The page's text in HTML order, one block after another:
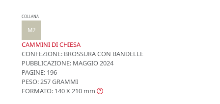
COLLANA
M2
CAMMINI DI CHIESA
CONFEZIONE: BROSSURA CON BANDELLE
PUBBLICAZIONE: MAGGIO 2024
PAGINE: 196
PESO: 257 GRAMMI
FORMATO: 140 X 210 mm